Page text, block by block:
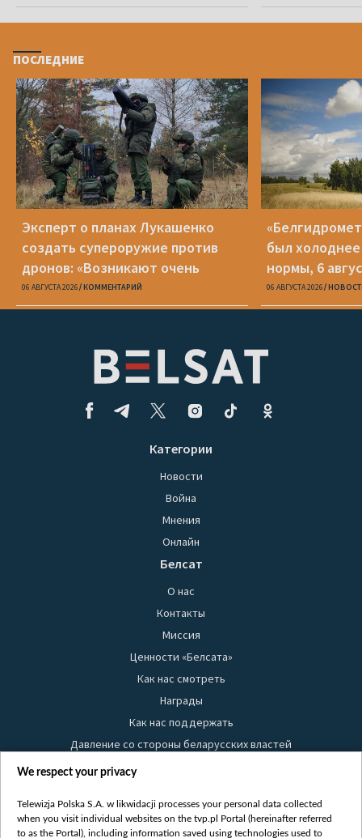
ПОСЛЕДНИЕ
Эксперт о планах Лукашенко
создать супероружие против
дронов: «Возникают очень
серьезные сомнения»
06 АВГУСТА 2026 КОММЕНТАРИЙ
был
нормы, 6
06 АВГУСТА 2026
Категории
Новости
Война
Мнения
Онлайн
Белсат
О нас
Контакты
Миссия
Ценности «Белсата»
Как нас смотреть
Награды
Как нас поддержать
Давление со стороны беларусских властей
Правила использования материалов
Безопасность
Youtube
We respect your privacy
Telewizja Polska S.A. w likwidacji processes your personal data collected
when you visit individual websites on the tvp.pl Portal (hereinafter referred
to as the Portal), including information saved using technologies used to